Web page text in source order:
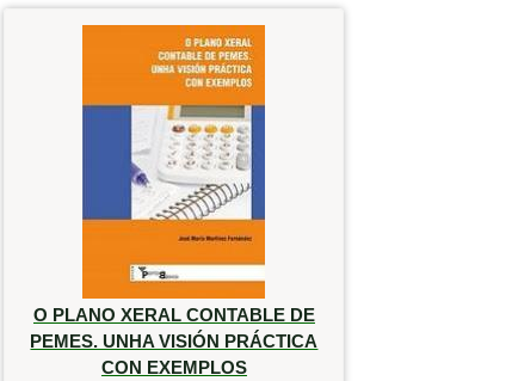
O PLANO XERAL CONTABLE DE
PEMES. UNHA VISIÓN PRÁCTICA
CON EXEMPLOS